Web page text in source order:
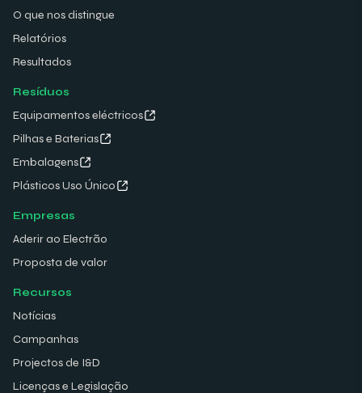
O que nos distingue
Relatórios
Resultados
Resíduos
Equipamentos eléctricos
Pilhas e Baterias
Embalagens
Plásticos Uso Único
Empresas
Aderir ao Electrão
Proposta de valor
Recursos
Notícias
Campanhas
Projectos de I&D
Licenças e Legislação